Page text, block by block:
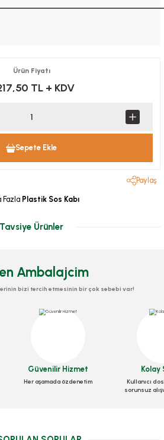
Ürün Fiyatı
TL + KDV
Sepete Ekle
Paylaş
Fazla Plastik Sos Kabı
Tavsiye Ürünler
100 Adetli
Ambalajcim
bizi tercih etmesinin bir çok sebebi var!
Güvenilir Hizmet
Her aşamada özdenetim
Kolay
Kullanıcı
sorunsuz